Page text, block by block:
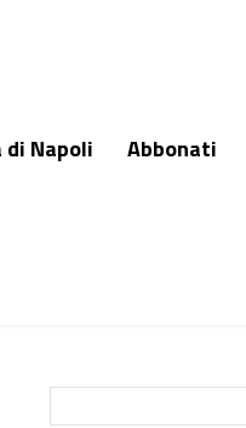
di Napoli Abbonati